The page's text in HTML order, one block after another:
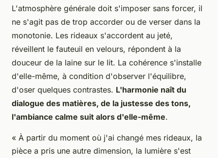
L'atmosphère générale doit s'imposer sans forcer, il
ne s'agit pas de trop accorder ou de verser dans la
monotonie. Les rideaux s'accordent au jeté,
réveillent le fauteuil en velours, répondent à la
douceur de la laine sur le lit. La cohérence s'installe
d'elle-même, à condition d'observer l'équilibre,
d'oser quelques contrastes. L'harmonie naît du
dialogue des matières, de la justesse des tons,
l'ambiance calme suit alors d'elle-même.
« À partir du moment où j'ai changé mes rideaux, la
pièce a pris une autre dimension, la lumière s'est